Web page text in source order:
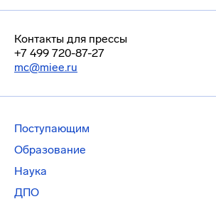
Контакты для прессы
+7 499 720-87-27
mc@miee.ru
Поступающим
Образование
Наука
ДПО